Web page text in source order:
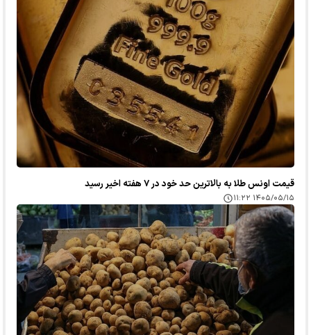
قیمت اونس طلا به بالاترین حد خود در ۷ هفته اخیر رسید
۱۴۰۵/۰۵/۱۵ ۱۱:۲۲